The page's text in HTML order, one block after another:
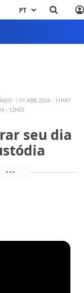
PT
01 ABR 2024 - 11H47
- 12H03
seu dia